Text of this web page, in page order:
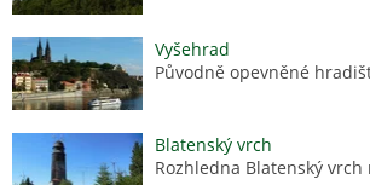
Vyšehrad
Původně opevněné
Blatenský vrch
Rozhledna Blatenský